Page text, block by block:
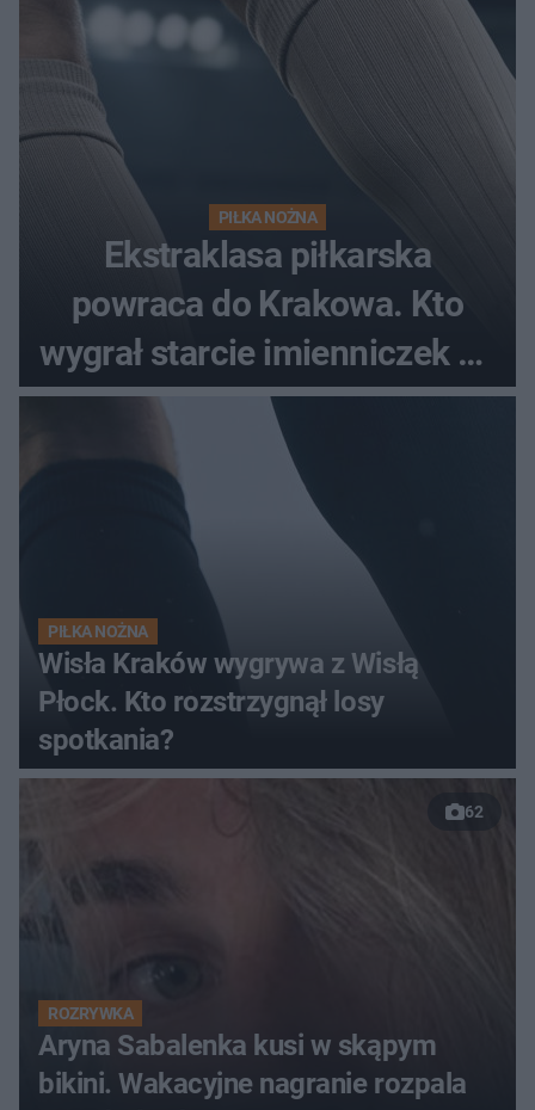
PIŁKA NOŻNA
Ekstraklasa piłkarska
powraca do Krakowa. Kto
wygrał starcie imienniczek na
pełnym stadionie
PIŁKA NOŻNA
Wisła Kraków wygrywa z Wisłą
Płock. Kto rozstrzygnął losy
spotkania?
62
ROZRYWKA
Aryna Sabalenka kusi w skąpym
bikini. Wakacyjne nagranie rozpala